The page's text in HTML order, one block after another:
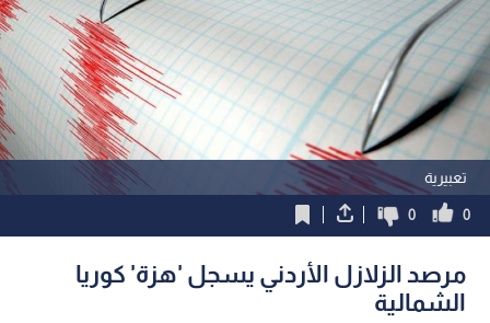
تعبيرية
0
0
مرصد الزلازل الأردني يسجل 'هزة' كوريا
الشمالية